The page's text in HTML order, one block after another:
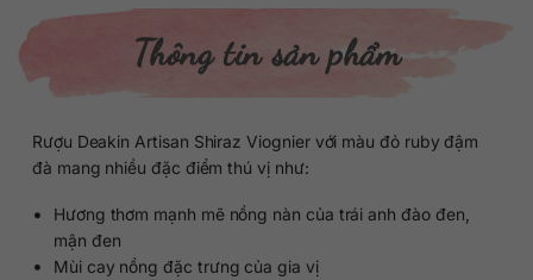
Thông tin sản phẩm
Rượu Deakin Artisan Shiraz Viognier với màu đỏ ruby đậm
đà mang nhiều đặc điểm thú vị như:
Hương thơm mạnh mẽ nồng nàn của trái anh đào đen,
mận đen
Mùi cay nồng đặc trưng của gia vị